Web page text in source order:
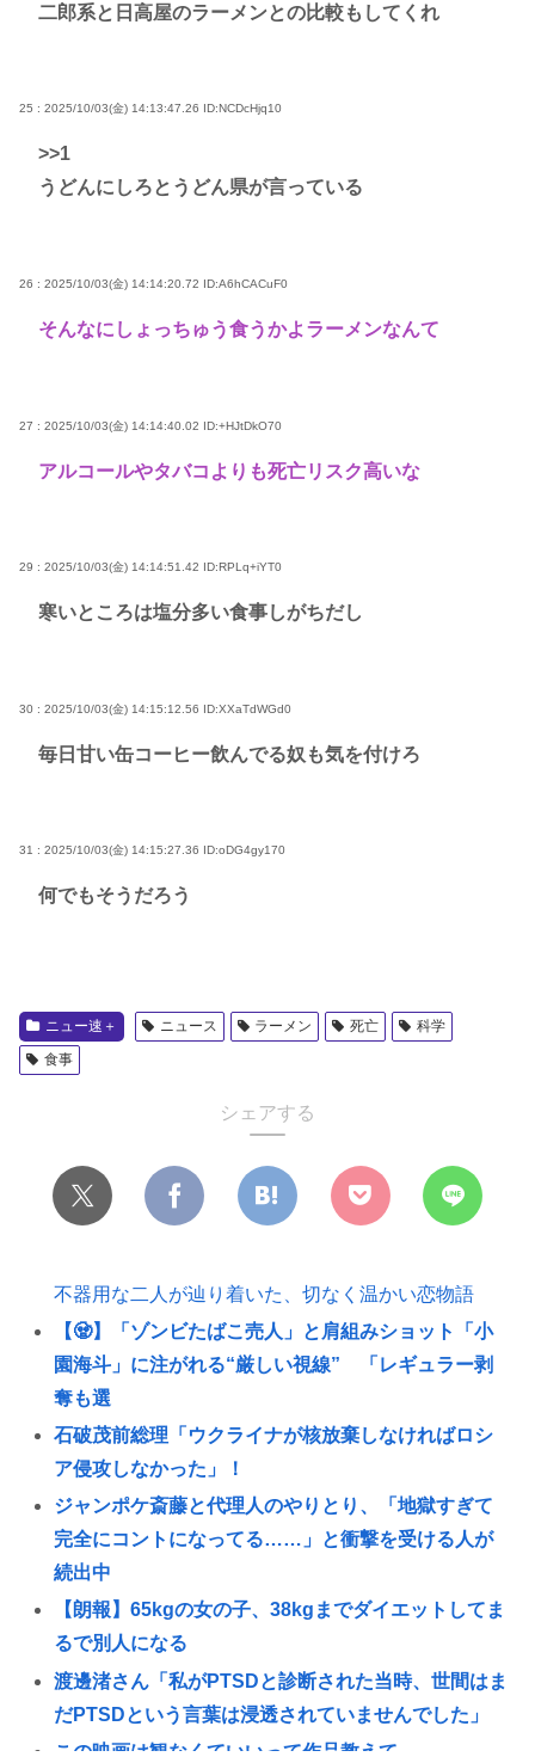
二郎系と日高屋のラーメンとの比較もしてくれ
25 : 2025/10/03(金) 14:13:47.26 ID:NCDcHjq10
>>1
うどんにしろとうどん県が言っている
26 : 2025/10/03(金) 14:14:20.72 ID:A6hCACuF0
そんなにしょっちゅう食うかよラーメンなんて
27 : 2025/10/03(金) 14:14:40.02 ID:+HJtDkO70
アルコールやタバコよりも死亡リスク高いな
29 : 2025/10/03(金) 14:14:51.42 ID:RPLq+iYT0
寒いところは塩分多い食事しがちだし
30 : 2025/10/03(金) 14:15:12.56 ID:XXaTdWGd0
毎日甘い缶コーヒー飲んでる奴も気を付けろ
31 : 2025/10/03(金) 14:15:27.36 ID:oDG4gy170
何でもそうだろう
ニュー速＋ ニュース ラーメン 死亡
科学
食事
シェアする
不器用な二人が辿り着いた、切なく温かい恋物語
【🧟】「ゾンビたばこ売人」と肩組みショット「小
園海斗」に注がれる“厳しい視線” 「レギュラー剥
奪も選
石破茂前総理「ウクライナが核放棄しなければロシ
ア侵攻しなかった」！
ジャンポケ斎藤と代理人のやりとり、「地獄すぎて
完全にコントになってる……」と衝撃を受ける人が
続出中
【朗報】65kgの女の子、38kgまでダイエットしてま
るで別人になる
渡邊渚さん「私がPTSDと診断された当時、世間はま
だPTSDという言葉は浸透されていませんでした」
この映画は観なくていいって作品教えて